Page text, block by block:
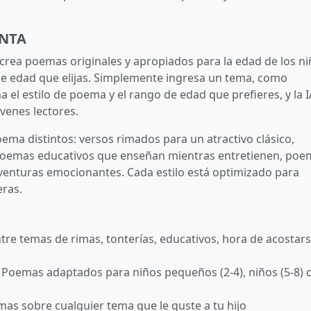
poemas originales y apropiados para la edad de los
edad que elijas. Simplemente ingresa un tema, como
el estilo de poema y el rango de edad que prefieres, y la
lectores.
distintos: versos rimados para un atractivo clásico,
educativos que enseñan mientras entretienen,
emocionantes. Cada estilo está optimizado para
temas de rimas, tonterías, educativos, hora de
adaptados para niños pequeños (2-4), niños (5-8)
sobre cualquier tema que le guste a tu hijo